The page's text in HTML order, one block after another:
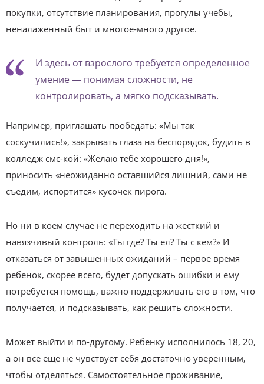
покупки, отсутствие планирования, прогулы учебы,
неналаженный быт и многое-много другое.
И здесь от взрослого требуется определенное
умение — понимая сложности, не
контролировать, а мягко подсказывать.
Например, приглашать пообедать: «Мы так
соскучились!», закрывать глаза на беспорядок, будить в
колледж смс-кой: «Желаю тебе хорошего дня!»,
приносить «неожиданно оставшийся лишний, сами не
съедим, испортится» кусочек пирога.
Но ни в коем случае не переходить на жесткий и
навязчивый контроль: «Ты где? Ты ел? Ты с кем?» И
отказаться от завышенных ожиданий – первое время
ребенок, скорее всего, будет допускать ошибки и ему
потребуется помощь, важно поддерживать его в том, что
получается, и подсказывать, как решить сложности.
Может выйти и по-другому. Ребенку исполнилось 18, 20,
а он все еще не чувствует себя достаточно уверенным,
чтобы отделяться. Самостоятельное проживание,